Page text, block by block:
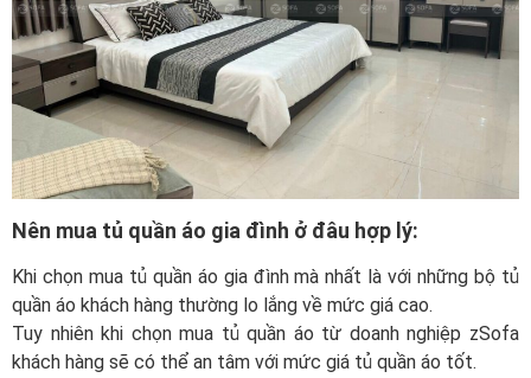
Nên mua tủ quần áo gia đình ở đâu hợp lý:
Khi chọn mua tủ quần áo gia đình mà nhất là với những bộ tủ
quần áo khách hàng thường lo lắng về mức giá cao.
Tuy nhiên khi chọn mua tủ quần áo từ doanh nghiệp zSofa
khách hàng sẽ có thể an tâm với mức giá tủ quần áo tốt.